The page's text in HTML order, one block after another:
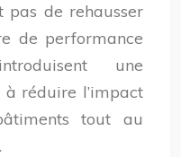
pas de rehausser
de performance
une
réduire l’impact
tout au